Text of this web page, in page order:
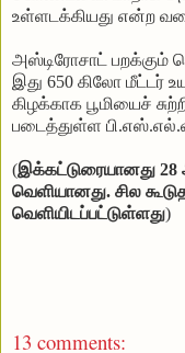
உள்ளடக்கியது என்ற
அஸ்டிரோசாட் பறக்கும்
இது 650 கிலோ மீட்டர்
கிழக்காக பூமியைச்
படைத்துள்ள பி.எஸ்.எல்.
(இக்கட்டுரையானது 28
வெளியானது. சில
வெளியிடப்பட்டுள்ளது)
13 comments: